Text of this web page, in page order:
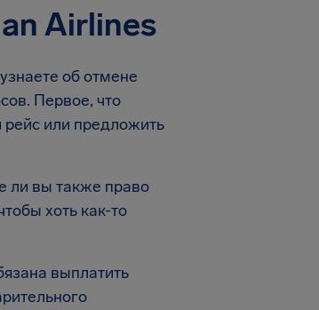
Airlines
об отмене
Первое, что
или предложить
ли вы также право
хоть как-то
выплатить